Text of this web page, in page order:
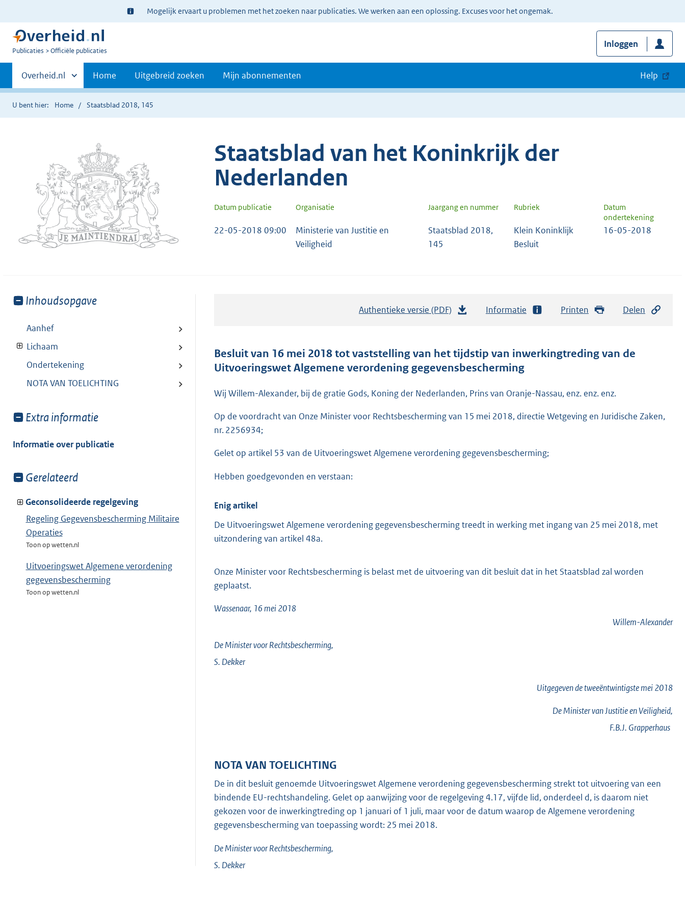
Ter
informatie:
Mogelijk ervaart u problemen met het zoeken naar publicaties. We werken aan een oplossing. Excuses voor het ongemak.
U
Publicaties Officiële publicaties
Inloggen
Primaire
navigatie
Andere
sites
binnen
Overheid.nl Home Uitgebreid zoeken Mijn abonnementen Help
U bent hier: Home Staatsblad 2018, 145
Staatsblad van het Koninkrijk der
Nederlanden
Datum publicatie Organisatie Jaargang en nummer Rubriek
Datum
ondertekening
22-05-2018 09:00
Ministerie van Justitie en
Veiligheid
Staatsblad 2018,
145
Klein Koninklijk
Besluit
16-05-2018
Toon
van:
Inhoudsopgave
Aanhef
Lichaam
Ondertekening
NOTA VAN TOELICHTING
Toon
van:
Extra informatie
Informatie over publicatie
Toon
van:
Gerelateerd
Geconsolideerde regelgeving
Regeling Gegevensbescherming Militaire
Operaties
Toon op wetten.nl
Uitvoeringswet Algemene verordening
gegevensbescherming
Toon op wetten.nl
Authentieke versie (PDF)
t
a
d
g
o
4
b
Informatie Printen Delen
Besluit van 16 mei 2018 tot vaststelling van het tijdstip van inwerkingtreding van de
Uitvoeringswet Algemene verordening gegevensbescherming
Wij Willem-Alexander, bij de gratie Gods, Koning der Nederlanden, Prins van Oranje-Nassau, enz. enz. enz.
Op de voordracht van Onze Minister voor Rechtsbescherming van 15 mei 2018, directie Wetgeving en Juridische Zaken,
nr. 2256934;
Gelet op artikel 53 van de Uitvoeringswet Algemene verordening gegevensbescherming;
Hebben goedgevonden en verstaan:
Enig artikel
De Uitvoeringswet Algemene verordening gegevensbescherming treedt in werking met ingang van 25 mei 2018, met
uitzondering van artikel 48a.
Onze Minister voor Rechtsbescherming is belast met de uitvoering van dit besluit dat in het Staatsblad zal worden
geplaatst.
Wassenaar, 16 mei 2018
Willem-Alexander
De Minister voor Rechtsbescherming,
S. Dekker
Uitgegeven detweeëntwintigstemei 2018
De Minister van Justitie en Veiligheid,
F.B.J. Grapperhaus
NOTA VAN TOELICHTING
De in dit besluit genoemde Uitvoeringswet Algemene verordening gegevensbescherming strekt tot uitvoering van een
bindende EU-rechtshandeling. Gelet op aanwijzing voor de regelgeving 4.17, vijfde lid, onderdeel d, is daarom niet
gekozen voor de inwerkingtreding op 1 januari of 1 juli, maar voor de datum waarop de Algemene verordening
gegevensbescherming van toepassing wordt: 25 mei 2018.
De Minister voor Rechtsbescherming,
S. Dekker